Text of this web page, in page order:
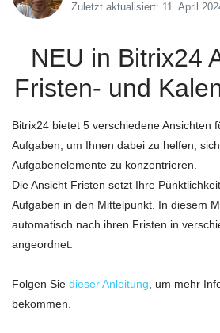
Zuletzt aktualisiert: 11. April
NEU in Bitrix24
Fristen- und
Bitrix24 bietet 5 verschiedene Ansichten
Aufgaben, um Ihnen dabei zu helfen,
Aufgabenelemente zu konzentrieren.
Die Ansicht Fristen setzt Ihre
Aufgaben in den Mittelpunkt. In diesem
automatisch nach ihren Fristen in
angeordnet.
Folgen Sie dieser Anleitung , um mehr
bekommen.